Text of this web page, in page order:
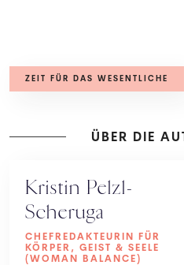
ZEIT FÜR DAS WESENTLICHE
ÜBER DIE
Kristin Pelzl-
Scheruga
CHEFREDAKTEURIN FÜR
KÖRPER, GEIST & SEELE
(WOMAN BALANCE)